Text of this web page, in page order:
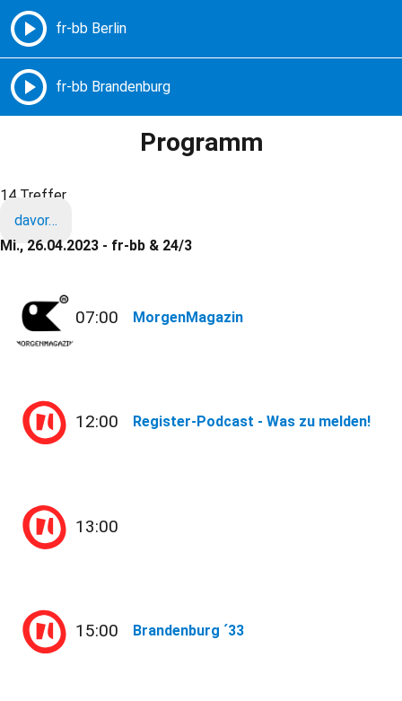
Freie Radios – Berlin Brandenburg
Programm
14 Treffer
davor…
Mi., 26.04.2023 - fr-bb & 24/3
07:00 MorgenMagazin
12:00 Register-Podcast - Was zu melden!
13:00
15:00 Brandenburg ´33